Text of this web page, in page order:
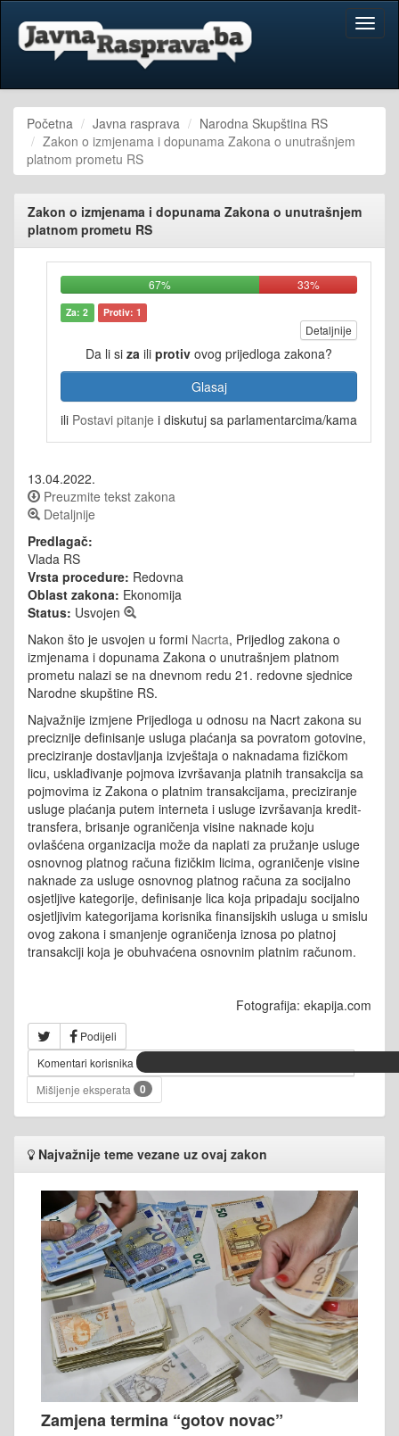
Početna Javna rasprava
Narodna Skupština RS
Zakon o izmjenama i dopunama Zakona o unutrašnjem
platnom prometu RS
Zakon o izmjenama i dopunama Zakona o unutrašnjem
platnom prometu RS
67% 33%
Za: 2 Protiv: 1
Detaljnije
Da li si za ili protiv ovog prijedloga zakona?
Glasaj
ili Postavi pitanje i diskutuj sa parlamentarcima/kama
13.04.2022.
Preuzmite tekst zakona
Detaljnije
Predlagač:
Vlada RS
Vrsta procedure: Redovna
Oblast zakona: Ekonomija
Status: Usvojen
Nakon što je usvojen u formi Nacrta, Prijedlog zakona o
izmjenama i dopunama Zakona o unutrašnjem platnom
prometu nalazi se na dnevnom redu 21. redovne sjednice
Narodne skupštine RS.
Najvažnije izmjene Prijedloga u odnosu na Nacrt zakona su
preciznije definisanje usluga plaćanja sa povratom gotovine,
preciziranje dostavljanja izvještaja o naknadama fizičkom
licu, usklađivanje pojmova izvršavanja platnih transakcija sa
pojmovima iz Zakona o platnim transakcijama, preciziranje
usluge plaćanja putem interneta i usluge izvršavanja kredit-
transfera, brisanje ograničenja visine naknade koju
ovlašćena organizacija može da naplati za pružanje usluge
osnovnog platnog računa fizičkim licima, ograničenje visine
naknade za usluge osnovnog platnog računa za socijalno
osjetljive kategorije, definisanje lica koja pripadaju socijalno
osjetljivim kategorijama korisnika finansijskih usluga u smislu
ovog zakona i smanjenje ograničenja iznosa po platnoj
transakciji koja je obuhvaćena osnovnim platnim računom.
Fotografija: ekapija.com
Podijeli
Komentari korisnika
Mišljenje eksperata
0
Najvažnije teme vezane uz ovaj zakon
Zamjena termina “gotov novac”